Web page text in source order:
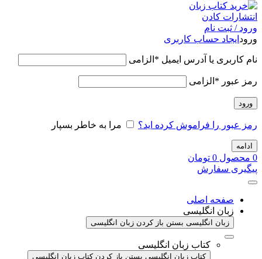
ورود / ثبت نام
ورود ایجاد حساب کاربری
نام کاربری یا آدرس ایمیل * الزامی
رمز عبور * الزامی
ورود
رمز عبور را فراموش کرده اید؟ مرا به خاطر بسپار
ادامه
0 محصول 0 تومان
پیگیری سفارش
صفحه اصلی
زبان انگلیسی
زبان انگلیسی بستن باز کردن زبان انگلیسی
کتاب زبان انگلیسی
کتاب زبان انگلیسی بستن باز کردن کتاب زبان انگلیسی